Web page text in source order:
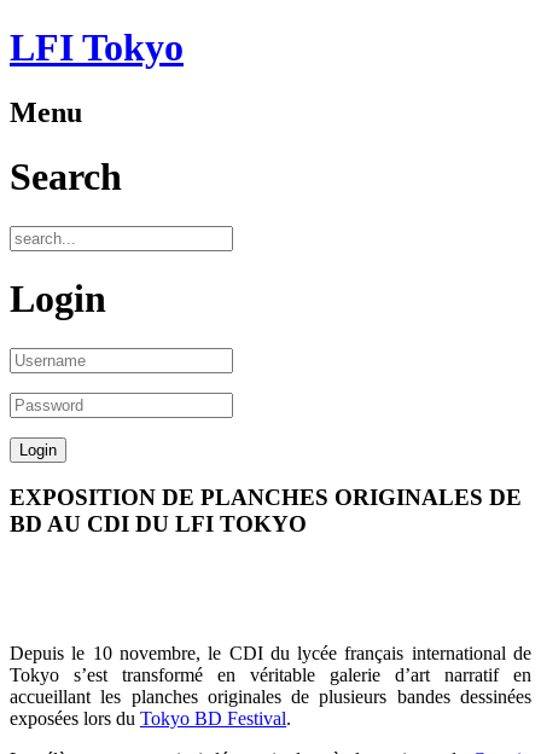
LFI Tokyo
Menu
Search
Login
EXPOSITION DE PLANCHES ORIGINALES DE
BD AU CDI DU LFI TOKYO
Depuis le 10 novembre, le CDI du lycée français international de
Tokyo s’est transformé en véritable galerie d’art narratif en
accueillant les planches originales de plusieurs bandes dessinées
exposées lors du Tokyo BD Festival.